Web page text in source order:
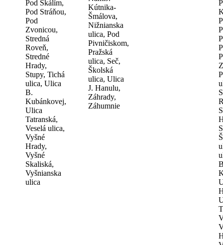
Pod Skálím,
Pod Stráňou,
Pod
Zvonicou,
Stredná
Roveň,
Stredné
Hrady,
Stupy, Tichá
ulica, Ulica
B.
Kubánkovej,
Ulica
Tatranská,
Veselá ulica,
Vyšné
Hrady,
Vyšné
Skaliská,
Vyšnianska
ulica
Kútnika-
Šmálova,
Nižnianska
ulica, Pod
Pivničiskom,
Pražská
ulica, Seč,
Školská
ulica, Ulica
J. Hanulu,
Záhrady,
Záhumnie